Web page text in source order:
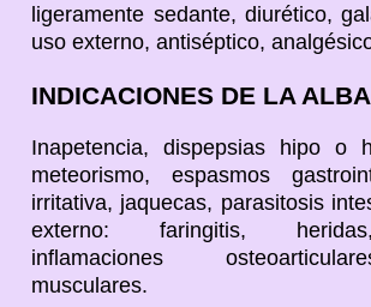
ligeramente sedante, diurético,
uso externo, antiséptico,
INDICACIONES DE LA
Inapetencia, dispepsias hipo o
meteorismo, espasmos
irritativa, jaquecas, parasitosis
externo: faringitis,
inflamaciones
musculares.